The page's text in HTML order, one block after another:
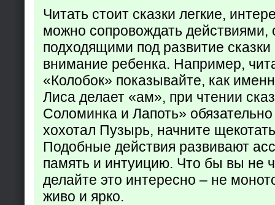
Читать стоит сказки легкие,
можно сопровождать действиями,
подходящими под развитие
внимание ребенка. Например,
«Колобок» показывайте, как
Лиса делает «ам», при чтении
Соломинка и Лапоть»
хохотал Пузырь, начните
Подобные действия развивают
память и интуицию. Что бы вы не
делайте это интересно – не
живо и ярко.